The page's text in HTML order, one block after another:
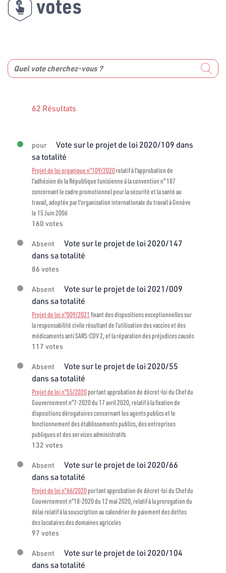
votes
62 Résultats
pour
Vote sur le projet de loi 2020/109 dans
sa totalité
Projet de loi organique n°109/2020relatif à l'approbation de
l'adhésion de la République tunisienne à la convention n° 187
concernant le cadre promotionnel pour la sécurité et la santé au
travail, adoptée par l'organisation internationale du travail à Genève
le 15 Juin 2006
160 votes
Absent
Vote sur le projet de loi 2020/147
dans sa totalité
86 votes
Absent
Vote sur le projet de loi 2021/009
dans sa totalité
Projet de loi n°009/2021 fixant des dispositions exceptionnelles sur
la responsabilité civile résultant de l’utilisation des vaccins et des
médicaments anti SARS-COV 2, et la réparation des préjudices causés
117 votes
Absent
Vote sur le projet de loi 2020/55
dans sa totalité
Projet de loi n°55/2020portant approbation de décret-loi du Chef du
Gouvernement n°7-2020 du 17 avril 2020, relatif à la fixation de
dispositions dérogatoires concernant les agents publics et le
fonctionnement des établissements publics, des entreprises
publiques et des services administratifs
132 votes
Absent
Vote sur le projet de loi 2020/66
dans sa totalité
Projet de loi n°66/2020portant approbation de décret-loi du Chef du
Gouvernement n°18-2020 du 12 mai 2020, relatif à la prorogation du
délai relatif à la souscription au calendrier de paiement des dettes
des locataires des domaines agricoles
97 votes
Absent
Vote sur le projet de loi 2020/104
dans sa totalité